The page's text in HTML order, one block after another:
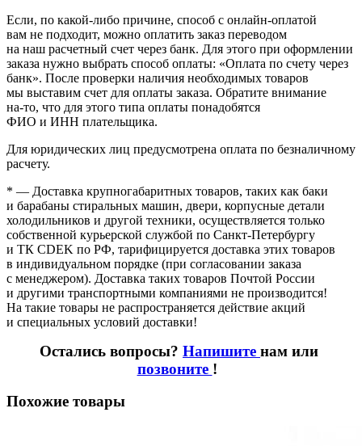
Если, по какой-либо причине, способ с онлайн-оплатой
вам не подходит, можно оплатить заказ переводом
на наш расчетный счет через банк. Для этого при оформлении
заказа нужно выбрать способ оплаты: «Оплата по счету через
банк». После проверки наличия необходимых товаров
мы выставим счет для оплаты заказа. Обратите внимание
на-то, что для этого типа оплаты понадобятся
ФИО и ИНН плательщика.
Для юридических лиц предусмотрена оплата по безналичному
расчету.
* — Доставка крупногабаритных товаров, таких как баки
и барабаны стиральных машин, двери, корпусные детали
холодильников и другой техники, осуществляется только
собственной курьерской службой по Санкт-Петербургу
и ТК CDEK по РФ, тарифицируется доставка этих товаров
в индивидуальном порядке (при согласовании заказа
с менеджером). Доставка таких товаров Почтой России
и другими транспортными компаниями не производится!
На такие товары не распространяется действие акций
и специальных условий доставки!
Остались вопросы? Напишите нам или
позвоните !
Похожие товары